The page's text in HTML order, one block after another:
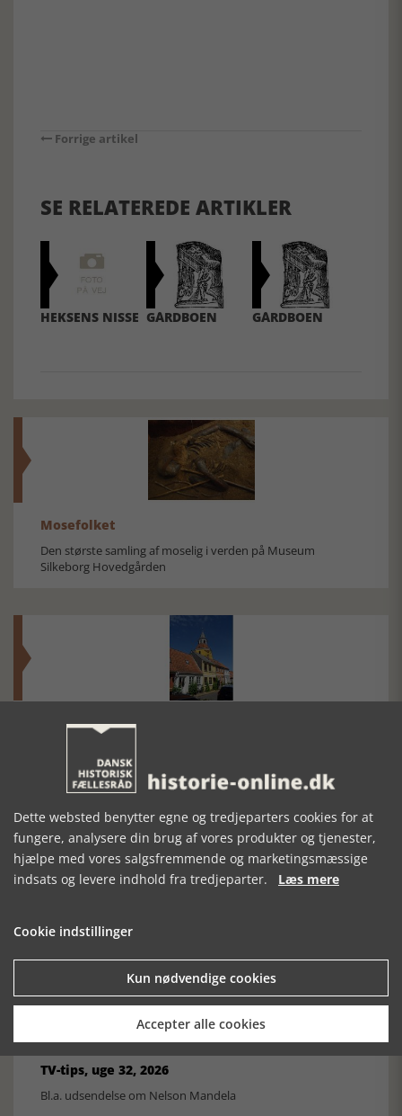
Forrige artikel
SE RELATEREDE ARTIKLER
HEKSENS NISSE GÅRDBOEN GÅRDBOEN
Mosefolket
Den største samling af moselig i verden på Museum
Silkeborg Hovedgården
Historisk festival i Faaborg
oktober - 1. november 2026
Ole Mortensøn fortæller om den amerikanske journalist
TV-tips, uge 32, 2026
Bl.a. udsendelse om Nelson Mandela
Dette websted benytter egne og tredjeparters cookies for at
fungere, analysere din brug af vores produkter og tjenester,
hjælpe med vores salgsfremmende og marketingsmæssige
indsats og levere indhold fra tredjeparter. Læs mere
Cookie indstillinger
Kun nødvendige cookies
Accepter alle cookies